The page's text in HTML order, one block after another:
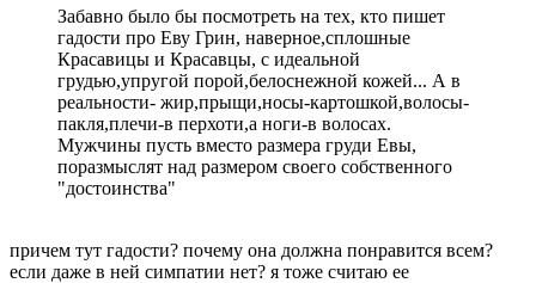
Забавно было бы посмотреть на тех, кто пишет
гадости про Еву Грин, наверное,сплошные
Красавицы и Красавцы, с идеальной
грудью,упругой порой,белоснежной кожей... А в
реальности- жир,прыщи,носы-картошкой,волосы-
пакля,плечи-в перхоти,а ноги-в волосах.
Мужчины пусть вместо размера груди Евы,
поразмыслят над размером своего собственного
"достоинства"
причем тут гадости? почему она должна понравится всем?
если даже в ней симпатии нет? я тоже считаю ее